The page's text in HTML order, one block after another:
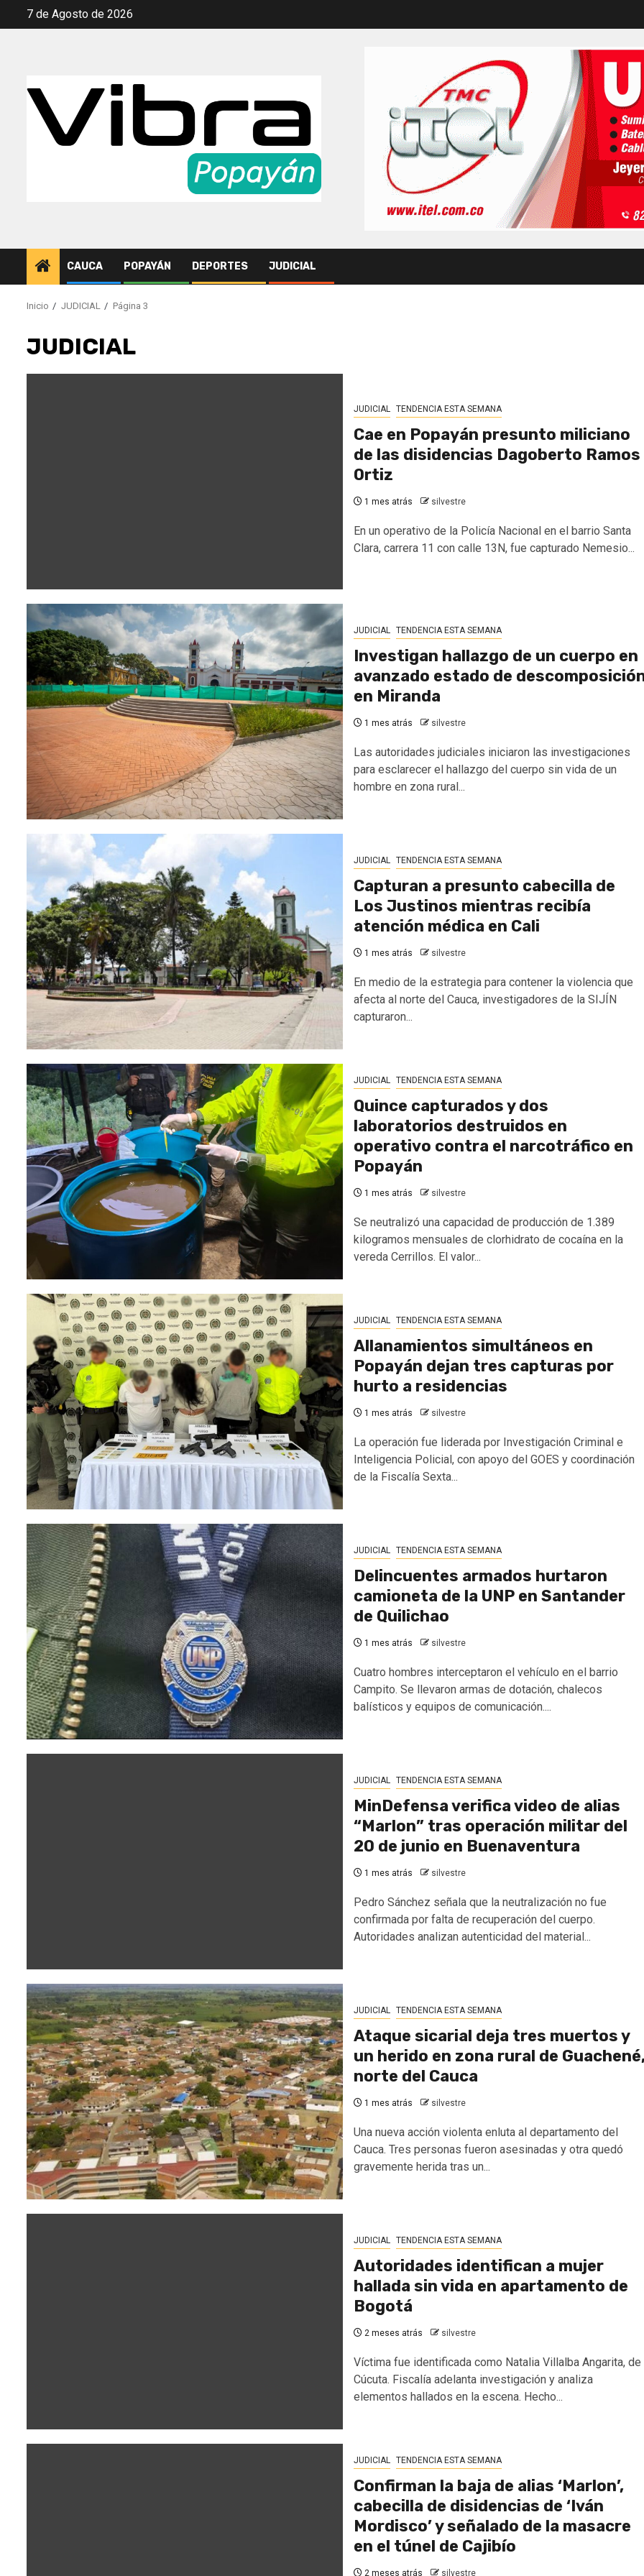
Saltar7 de Agosto de 2026
CAUCA POPAYÁN DEPORTES JUDICIAL
Inicio JUDICIAL Página 3
JUDICIAL
JUDICIAL TENDENCIA ESTA SEMANA
Cae en Popayán presunto miliciano
de las disidencias Dagoberto Ramos
Ortiz
1 mes atrás silvestre
En un operativo de la Policía Nacional en el barrio Santa
Clara, carrera 11 con calle 13N, fue capturado Nemesio...
JUDICIAL TENDENCIA ESTA SEMANA
Investigan hallazgo de un cuerpo en
avanzado estado de
en Miranda
1 mes atrás silvestre
Las autoridades judiciales iniciaron las investigaciones
para esclarecer el hallazgo del cuerpo sin vida de un
hombre en zona rural...
JUDICIAL TENDENCIA ESTA SEMANA
Capturan a presunto cabecilla de
Los Justinos mientras recibía
atención médica en Cali
1 mes atrás silvestre
En medio de la estrategia para contener la violencia que
afecta al norte del Cauca, investigadores de la SIJÍN
capturaron...
JUDICIAL TENDENCIA ESTA SEMANA
Quince capturados y dos
laboratorios destruidos en
operativo contra el narcotráfico en
Popayán
1 mes atrás silvestre
Se neutralizó una capacidad de producción de 1.389
kilogramos mensuales de clorhidrato de cocaína en la
vereda Cerrillos. El valor...
JUDICIAL TENDENCIA ESTA SEMANA
Allanamientos simultáneos en
Popayán dejan tres capturas por
hurto a residencias
1 mes atrás silvestre
La operación fue liderada por Investigación Criminal e
Inteligencia Policial, con apoyo del GOES y coordinación
de la Fiscalía Sexta...
JUDICIAL TENDENCIA ESTA SEMANA
Delincuentes armados hurtaron
camioneta de la UNP en Santander
de Quilichao
1 mes atrás silvestre
Cuatro hombres interceptaron el vehículo en el barrio
Campito. Se llevaron armas de dotación, chalecos
balísticos y equipos de comunicación....
JUDICIAL TENDENCIA ESTA SEMANA
MinDefensa verifica video de alias
“Marlon” tras operación militar del
20 de junio en Buenaventura
1 mes atrás silvestre
Pedro Sánchez señala que la neutralización no fue
confirmada por falta de recuperación del cuerpo.
Autoridades analizan autenticidad del material...
JUDICIAL TENDENCIA ESTA SEMANA
Ataque sicarial deja tres muertos y
un herido en zona rural de
norte del Cauca
1 mes atrás silvestre
Una nueva acción violenta enluta al departamento del
Cauca. Tres personas fueron asesinadas y otra quedó
gravemente herida tras un...
JUDICIAL TENDENCIA ESTA SEMANA
Autoridades identifican a mujer
hallada sin vida en apartamento de
Bogotá
2 meses atrás silvestre
Víctima fue identificada como Natalia Villalba Angarita, de
Cúcuta. Fiscalía adelanta investigación y analiza
elementos hallados en la escena. Hecho...
JUDICIAL TENDENCIA ESTA SEMANA
Confirman la baja de alias ‘Marlon’,
cabecilla de disidencias de ‘Iván
Mordisco’ y señalado de la masacre
en el túnel de Cajibío
2 meses atrás silvestre